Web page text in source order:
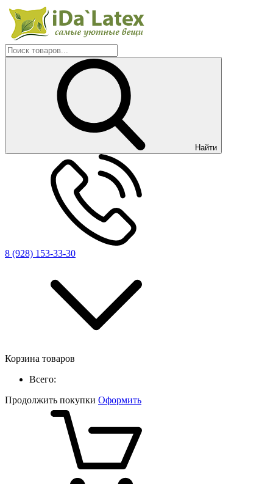
Найти
8 (928) 153-33-30
Корзина товаров
Всего:
Продолжить покупки Оформить